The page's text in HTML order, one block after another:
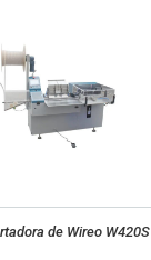
de Wireo W420S